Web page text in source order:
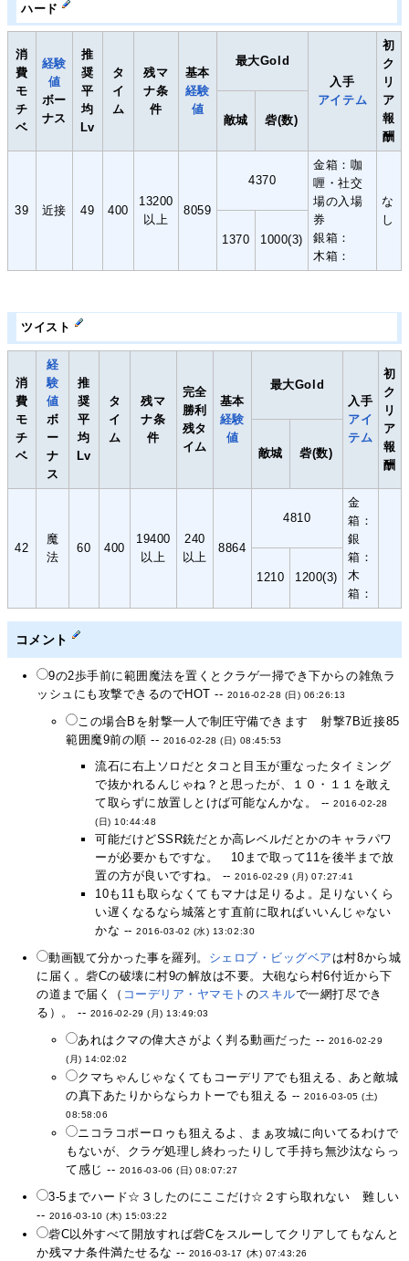
ハード
消
費
モ
チ
ベ
経験
値
ボー
ナス
推
奨
平
均
Lv
タ
イ
ム
残マ
ナ条
件
基本
経験
値
最大Gold
入手
アイテム
初
ク
リ
ア
報
酬
敵城 砦(数)
39 近接 49 400
13200
以上
8059
4370
金箱：咖
喱・社交
場の入場
券
銀箱：
木箱：
な
し
1370
1000(3)
ツイスト
消
費
モ
チ
ベ
経
験
値
ボ
ー
ナ
ス
推
奨
平
均
Lv
タ
イ
ム
残マ
ナ条
件
完全
勝利
残タ
イム
基本
経験
値
最大Gold
入手
アイ
テム
初
ク
リ
ア
報
酬
敵城 砦(数)
42
魔
法
60 400
19400
以上
240
以上
8864
4810
金
箱：
銀
箱：
木
箱：
1210 1200(3)
コメント
9の2歩手前に範囲魔法を置くとクラゲ一掃でき下からの雑魚ラ
ッシュにも攻撃できるのでHOT -- 2016-02-28 (日) 06:26:13
この場合Bを射撃一人で制圧守備できます 射撃7B近接85
範囲魔9前の順 -- 2016-02-28 (日) 08:45:53
流石に右上ソロだとタコと目玉が重なったタイミング
で抜かれるんじゃね？と思ったが、１０・１１を敢え
て取らずに放置しとけば可能なんかな。 --2016-02-28
(日) 10:44:48
可能だけどSSR銃だとか高レベルだとかのキャラパワ
ーが必要かもですな。 10まで取って11を後半まで放
置の方が良いですね。 --2016-02-29 (月) 07:27:41
10も11も取らなくてもマナは足りるよ。足りないくら
い遅くなるなら城落とす直前に取ればいいんじゃない
かな --2016-03-02 (水) 13:02:30
動画観て分かった事を羅列。 シェロブ・ビッグベア は村8から城
に届く。砦Cの破壊に村9の解放は不要。大砲なら村6付近から下
の道まで届く（ コーデリア・ヤマモト のスキルで一網打尽でき
る）。 -- 2016-02-29 (月) 13:49:03
あれはクマの偉大さがよく判る動画だった -- 2016-02-29
(月) 14:02:02
クマちゃんじゃなくてもコーデリアでも狙える、あと敵城
の真下あたりからならカトーでも狙える --2016-03-05 (土)
08:58:06
ニコラコポーロゥも狙えるよ、まぁ攻城に向いてるわけで
もないが、クラゲ処理し終わったりして手持ち無沙汰ならっ
て感じ -- 2016-03-06 (日) 08:07:27
3-5までハード☆３したのにここだけ☆２すら取れない 難しい
-- 2016-03-10 (木) 15:03:22
砦C以外すべて開放すれば砦Cをスルーしてクリアしてもなんと
か残マナ条件満たせるな -- 2016-03-17 (木) 07:43:26